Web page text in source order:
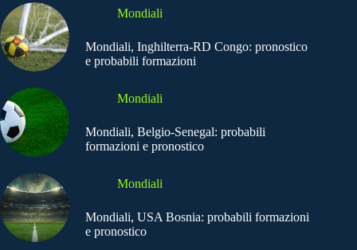
Mondiali
Mondiali, Inghilterra-RD Congo: pronostico
e probabili formazioni
Mondiali
Mondiali, Belgio-Senegal: probabili
formazioni e pronostico
Mondiali
Mondiali, USA Bosnia: probabili formazioni
e pronostico